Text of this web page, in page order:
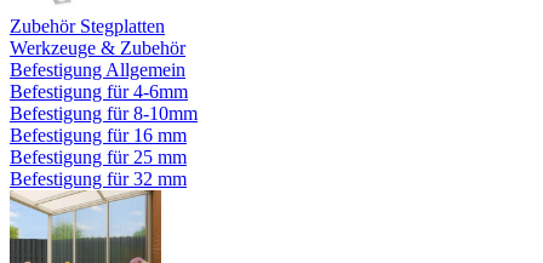
Zubehör Stegplatten
Werkzeuge & Zubehör
Befestigung Allgemein
Befestigung für 4-6mm
Befestigung für 8-10mm
Befestigung für 16 mm
Befestigung für 25 mm
Befestigung für 32 mm